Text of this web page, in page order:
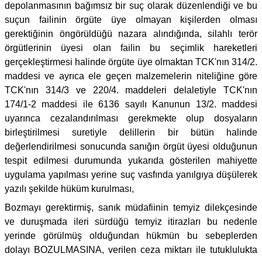
depolanmasının bağımsız bir suç olarak düzenlendiği ve bu
suçun failinin örgüte üye olmayan kişilerden olması
gerektiğinin öngörüldüğü nazara alındığında, silahlı terör
örgütlerinin üyesi olan failin bu seçimlik hareketleri
gerçekleştirmesi halinde örgüte üye olmaktan TCK'nın 314/2.
maddesi ve ayrıca ele geçen malzemelerin niteliğine göre
TCK'nın 314/3 ve 220/4. maddeleri delaletiyle TCK'nın
174/1-2 maddesi ile 6136 sayılı Kanunun 13/2. maddesi
uyarınca cezalandırılması gerekmekte olup dosyaların
birleştirilmesi suretiyle delillerin bir bütün halinde
değerlendirilmesi sonucunda sanığın örgüt üyesi olduğunun
tespit edilmesi durumunda yukarıda gösterilen mahiyette
uygulama yapılması yerine suç vasfında yanılgıya düşülerek
yazılı şekilde hüküm kurulması,
Bozmayı gerektirmiş, sanık müdafiinin temyiz dilekçesinde
ve duruşmada ileri sürdüğü temyiz itirazları bu nedenle
yerinde görülmüş olduğundan hükmün bu sebeplerden
dolayı BOZULMASINA, verilen ceza miktarı ile tutuklulukta